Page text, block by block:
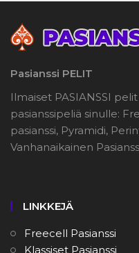
Pasianssi PELIT
Ilmaiset PASIANSSI
pasianssipeliä sinulle:
pasianssi, Pyramidi,
Vanhanaikainen
LINKKEJÄ
Freecell Pasianssi
Klassiset Pasianssi